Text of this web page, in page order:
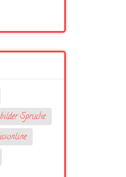
bilder Sprüche